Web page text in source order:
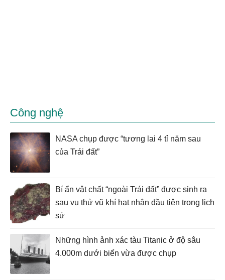
Công nghệ
NASA chụp được “tương lai 4 tỉ năm sau
của Trái đất”
Bí ẩn vật chất “ngoài Trái đất” được sinh ra
sau vụ thử vũ khí hạt nhân đầu tiên trong lịch
sử
Những hình ảnh xác tàu Titanic ở độ sâu
4.000m dưới biển vừa được chụp